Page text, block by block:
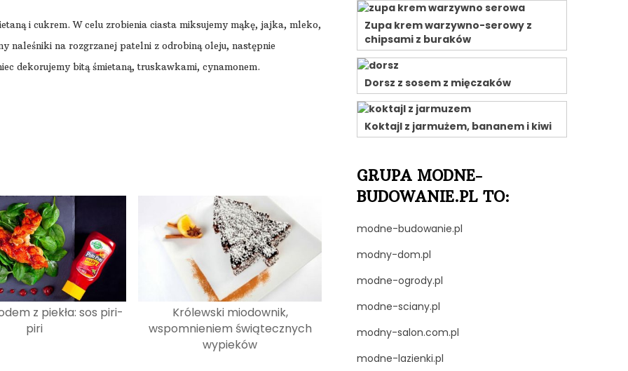
i cukrem. W celu zrobienia ciasta miksujemy mąkę, jajka, mleko,
naleśniki na rozgrzanej patelni z odrobiną oleju, następnie
dekorujemy bitą śmietaną, truskawkami, cynamonem.
z piekła: sos piri-
piri
Królewski miodownik,
wspomnieniem świątecznych
wypieków
Zupa krem warzywno-serowy z
chipsami z buraków
Dorsz z sosem z mięczaków
Koktajl z jarmużem, bananem i kiwi
GRUPA MODNE-
BUDOWANIE.PL TO:
modne-budowanie.pl
modny-dom.pl
modne-ogrody.pl
modne-sciany.pl
modny-salon.com.pl
modne-lazienki.pl